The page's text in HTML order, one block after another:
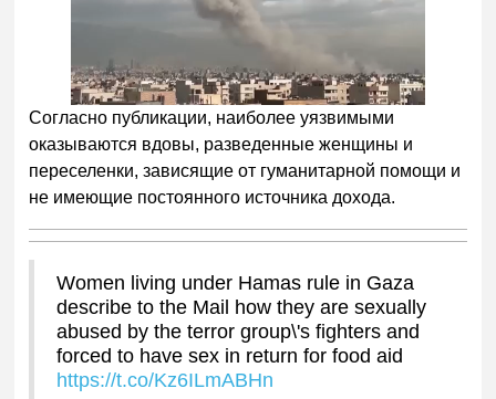
Согласно публикации, наиболее уязвимыми
оказываются вдовы, разведенные женщины и
переселенки, зависящие от гуманитарной помощи и
не имеющие постоянного источника дохода.
Women living under Hamas rule in Gaza
describe to the Mail how they are sexually
abused by the terror group\'s fighters and
forced to have sex in return for food aid
https://t.co/Kz6ILmABHn